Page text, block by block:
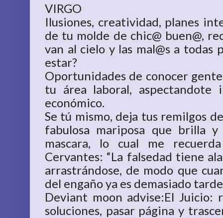
VIRGO
Ilusiones, creatividad, planes
de tu molde de chic@ buen@,
van al cielo y las mal@s a todas
estar?
Oportunidades de conocer
tu área laboral, aspectandote
económico.
Se tú mismo, deja tus remilgos
fabulosa mariposa que brilla
mascara, lo cual me
Cervantes: “La falsedad tiene
arrastrándose, de modo que
del engaño ya es demasiado
Deviant moon advise:El Juicio:
soluciones, pasar página y